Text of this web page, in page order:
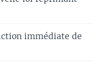
immédiate de